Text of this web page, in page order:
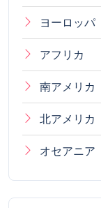
ヨーロッパ
アフリカ
南アメリカ
北アメリカ
オセアニア